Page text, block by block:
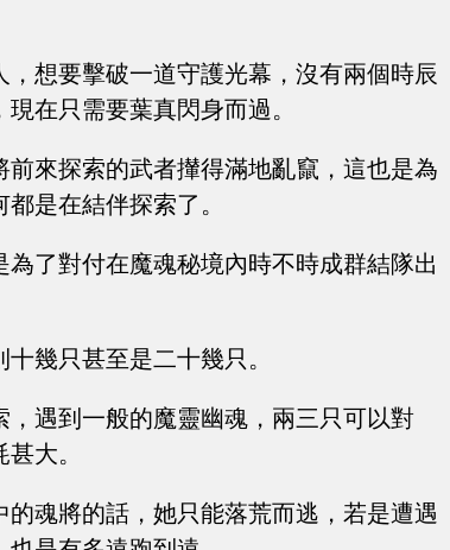
想要擊破一道守護光幕，沒有兩個時辰
在只需要葉真閃身而過。
來探索的武者攆得滿地亂竄，這也是為
是在結伴探索了。
了對付在魔魂秘境內時不時成群結隊出
幾只甚至是二十幾只。
遇到一般的魔靈幽魂，兩三只可以對
大。
魂將的話，她只能落荒而逃，若是遭遇